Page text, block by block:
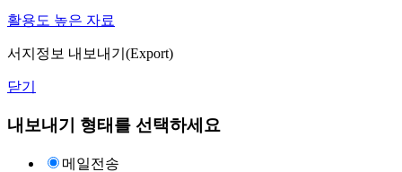
활용도 높은 자료
서지정보 내보내기(Export)
닫기
내보내기 형태를 선택하세요
메일전송